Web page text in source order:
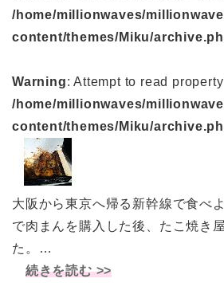
/home/millionwaves/
content/themes/Miku/
Warning: Attempt to read
/home/millionwaves/
content/themes/Miku/
大阪から東京へ帰る新幹線で食べ
で肉まんを購入した後、たこ焼き
た。…
続きを読む >>